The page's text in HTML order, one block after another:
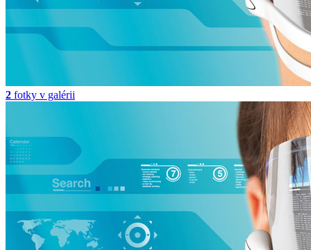
2 fotky v galérii